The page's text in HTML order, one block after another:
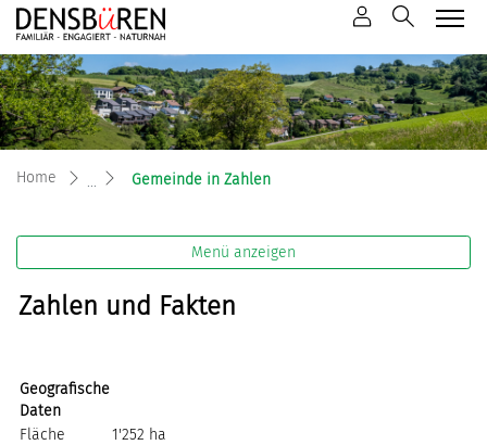
zur Startseite
Direkt zur Hauptnavigation
Direkt zum Inhalt
Direkt zur Suche
Direkt zum Stichwortverzeichnis
Home Gemeinde in Zahlen(ausgewählt)
Menü anzeigen
Zahlen und Fakten
Geografische
Daten
Fläche
1'252 ha